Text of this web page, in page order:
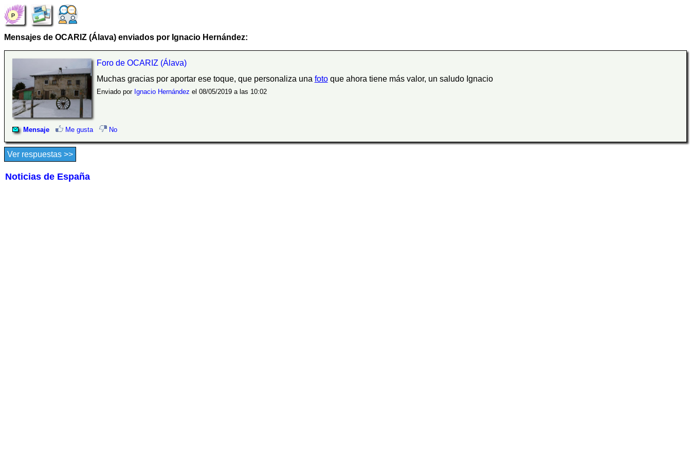
Mensajes de OCARIZ (Álava) enviados por Ignacio Hernández:
Foro de OCARIZ (Álava)
Muchas gracias por aportar ese toque, que personaliza una fotoque ahora tiene más valor, un saludo Ignacio
Enviado por Ignacio Hernández el 08/05/2019 a las 10:02
Mensaje Me gusta No
Ver respuestas >>
Noticias de España